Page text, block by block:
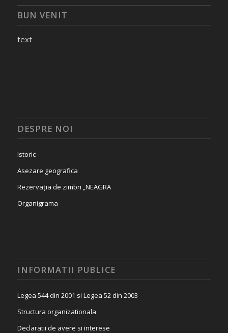
BUN VENIT
text
DESPRE NOI
Istoric
Asezare geografica
Rezervația de zimbri „NEAGRA
Organigrama
INFORMATII PUBLICE
Legea 544 din 2001 si Legea 52 din 2003
Structura organizationala
Declaratii de avere si interese